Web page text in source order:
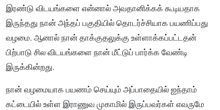
இரண்டு விடயங்களை என்னால் அவதானிக்கக் கூடியதாக
இருந்தது நான் அந்தப் பகுதியில் தொடர்ச்சியாக பயணிப்பது
வழமை. ஆனால் நான் தாக்குதலுக்கு உள்ளாக்கப்பட்டதன்
பிற்பாடு சில விடயங்களை நான் மீட்டுப் பார்க்க வேண்டி
இருக்கின்றது.
நான் வழமையாக பயணம் செய்யும் அப்பாதையில் ஐந்தாம்
கட்டையில் உள்ள இராணுவ முகாமில் இருப்பவர்கள் எவருமே